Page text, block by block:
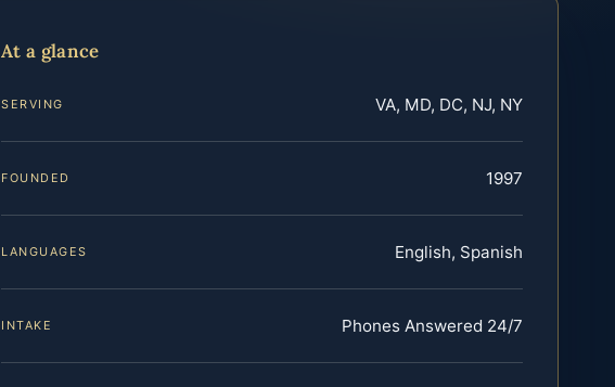
At a glance
SERVING VA, MD, DC, NJ, NY
FOUNDED 1997
LANGUAGES English, Spanish
INTAKE Phones Answered 24/7